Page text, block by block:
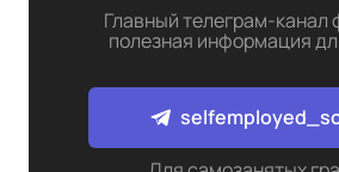
Главный телеграм-канал
полезная информация